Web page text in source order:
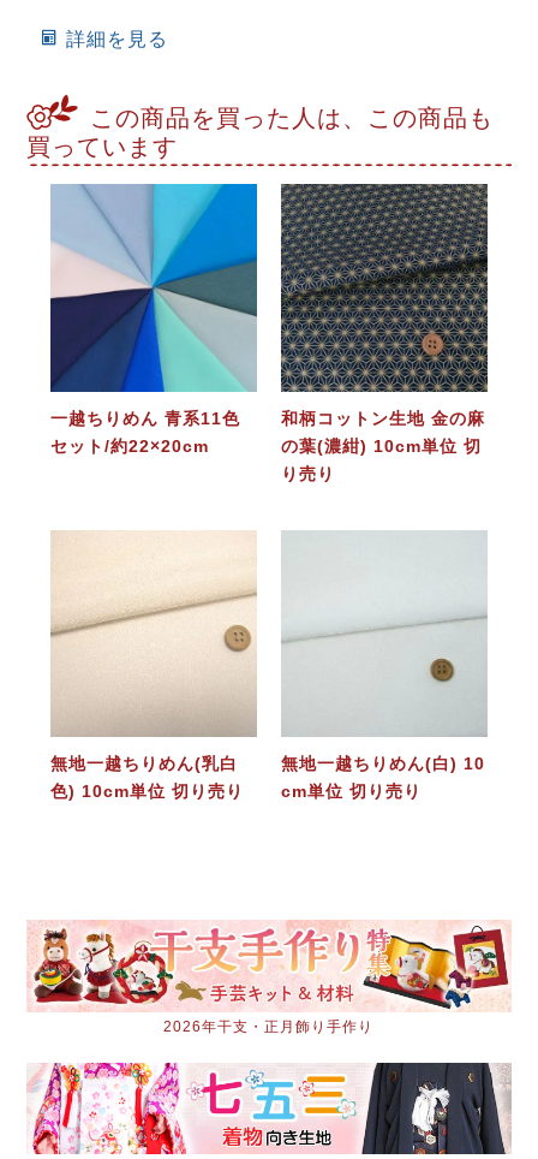
詳細を見る
この商品を買った人は、この商品も
買っています
一越ちりめん 青系11色
セット/約22×20cm
和柄コットン生地 金の麻
の葉(濃紺) 10cm単位 切
り売り
無地一越ちりめん(乳白
色) 10cm単位 切り売り
無地一越ちりめん(白) 10
cm単位 切り売り
2026年干支・正月飾り手作り